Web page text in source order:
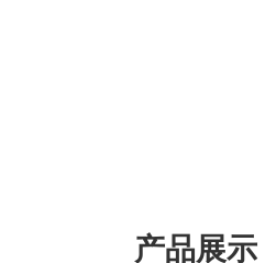
产品展示